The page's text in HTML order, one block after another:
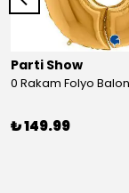
Parti Show
₺ 149.99